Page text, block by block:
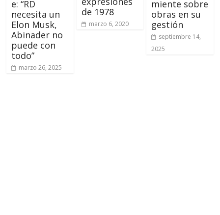
e: “RD
necesita un
Elon Musk,
Abinader no
puede con
todo”
marzo 26, 2025
de 1978
marzo 6, 2020
miente sobre
obras en su
gestión
septiembre 14,
2025